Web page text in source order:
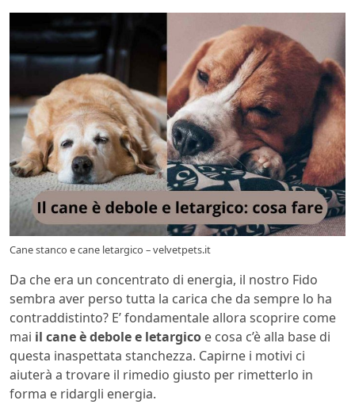
Cane stanco e cane letargico – velvetpets.it
Da che era un concentrato di energia, il nostro Fido
sembra aver perso tutta la carica che da sempre lo ha
contraddistinto? E’ fondamentale allora scoprire come
mai il cane è debole e letargico e cosa c’è alla base di
questa inaspettata stanchezza. Capirne i motivi ci
aiuterà a trovare il rimedio giusto per rimetterlo in
forma e ridargli energia.